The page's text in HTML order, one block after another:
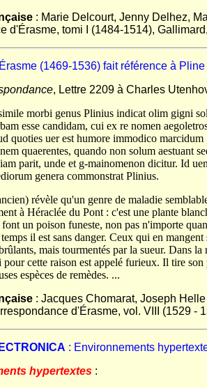
: Marie Delcourt, Jenny Delhez,
d'Érasme, tomi I (1484-1514),
(1469-1536) fait référence à
, Lettre 2209 à Charles
morbi genus Plinius indicat olim gigni
esse candidam, cui ex re nomen
quoties uer est humore immodico
quaerentes, quando non solum aestuant
parit, unde et g-mainomenon dicitur. Id
genera commonstrat Plinius.
révèle qu'un genre de maladie
à Héraclée du Pont : c'est une plante
font un poison funeste, non pas n'importe
il est sans danger. Ceux qui en
mais tourmentés par la sueur. Dans
cette raison est appelé furieux. Il tire
espèces de remèdes. ...
: Jacques Chomarat, Joseph
d'Érasme, vol. VIII (1529 -
: Environnements
hypertextes :